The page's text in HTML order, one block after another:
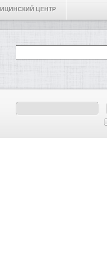
ЦЕНТР